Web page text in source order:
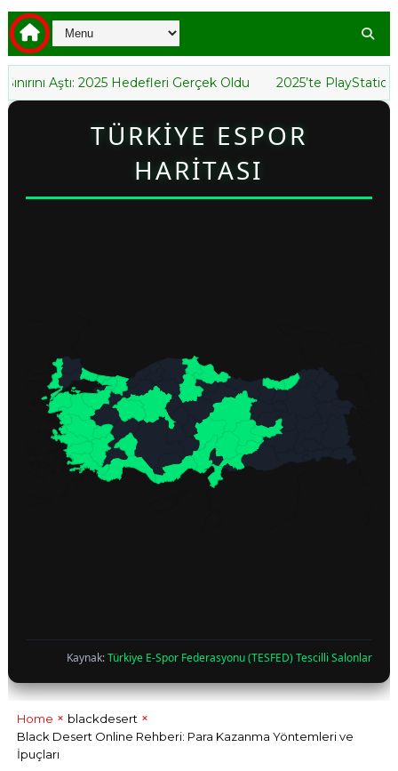
2025 Hedefleri Gerçek Oldu 2025’te PlayStation’da En
TÜRKİYE ESPOR
HARİTASI
Kaynak:Türkiye E-Spor Federasyonu (TESFED) Tescilli Salonlar
Home
blackdesert
Black Desert Online Rehberi: Para Kazanma Yöntemleri ve
İpuçları